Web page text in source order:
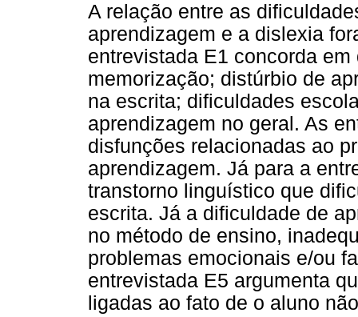
A relação entre as
aprendizagem e a dislexia
entrevistada E1 concorda
memorização; distúrbio de
na escrita; dificuldades
aprendizagem no geral. As
disfunções relacionadas ao
aprendizagem. Já para a
transtorno linguístico que
escrita. Já a dificuldade de
no método de ensino,
problemas emocionais e/ou
entrevistada E5 argumenta
ligadas ao fato de o aluno